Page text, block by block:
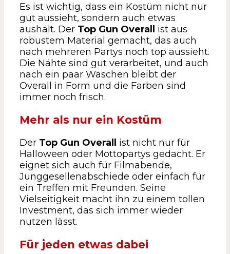
Es ist wichtig, dass ein Kostüm nicht nur
gut aussieht, sondern auch etwas
aushält. Der Top Gun Overall ist aus
robustem Material gemacht, das auch
nach mehreren Partys noch top aussieht.
Die Nähte sind gut verarbeitet, und auch
nach ein paar Wäschen bleibt der
Overall in Form und die Farben sind
immer noch frisch.
Mehr als nur ein Kostüm
Der Top Gun Overall
ist nicht nur für
Halloween oder Mottopartys gedacht. Er
eignet sich auch für Filmabende,
Junggesellenabschiede oder einfach für
ein Treffen mit Freunden. Seine
Vielseitigkeit macht ihn zu einem tollen
Investment, das sich immer wieder
nutzen lässt.
Für jeden etwas dabei